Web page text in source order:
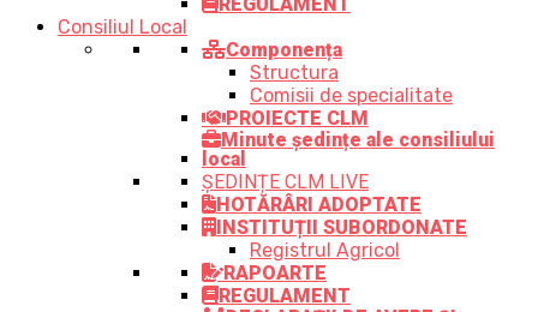
Consiliul Local
Componența
Structura
Comisii de specialitate
PROIECTE CLM
Minute ședințe ale consiliului
local
ȘEDINȚE CLM LIVE
HOTĂRÂRI ADOPTATE
INSTITUȚII SUBORDONATE
Registrul Agricol
RAPOARTE
REGULAMENT